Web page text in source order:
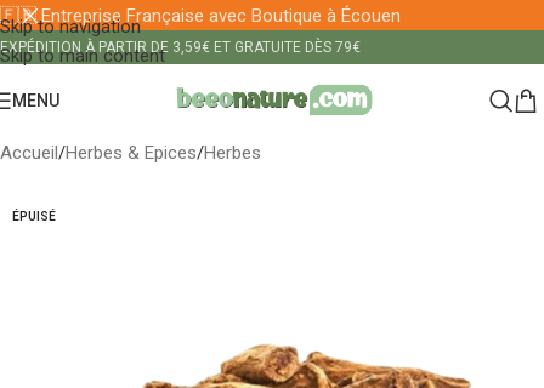
Skip to navigation
Skip to main content
🇫🇷 Entreprise Française avec Boutique à Écouen
EXPÉDITION À PARTIR DE 3,59€ ET GRATUITE DÈS 79€
MENU
Accueil/Herbes & Epices/Herbes
ÉPUISÉ